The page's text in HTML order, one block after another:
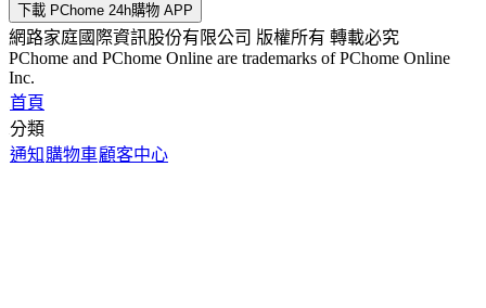
下載 PChome 24h購物 APP
網路家庭國際資訊股份有限公司 版權所有 轉載必究
PChome and PChome Online are trademarks of PChome Online
Inc.
首頁
分類
通知 購物車顧客中心